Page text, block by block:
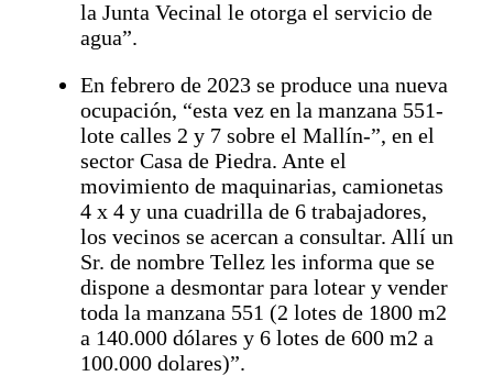
la Junta Vecinal le otorga el servicio de
agua”.
En febrero de 2023 se produce una nueva
ocupación, “esta vez en la manzana 551-
lote calles 2 y 7 sobre el Mallín-”, en el
sector Casa de Piedra. Ante el
movimiento de maquinarias, camionetas
4 x 4 y una cuadrilla de 6 trabajadores,
los vecinos se acercan a consultar. Allí un
Sr. de nombre Tellez les informa que se
dispone a desmontar para lotear y vender
toda la manzana 551 (2 lotes de 1800 m2
a 140.000 dólares y 6 lotes de 600 m2 a
100.000 dolares)”.